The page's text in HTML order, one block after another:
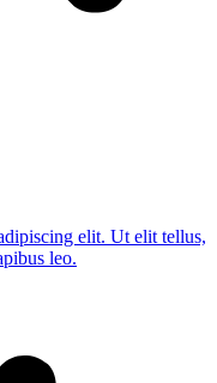
elit. Ut elit tellus,
leo.